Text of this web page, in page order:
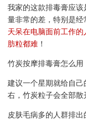
我家的这款排毒膏应
量非常的差，特别是经
天呆在电脑面前工作
肪粒都难 ！
竹炭按摩排毒膏怎么用
建议一个星期就给自
右，竹炭粒子会全部散
皮肤毛病多的人群排出